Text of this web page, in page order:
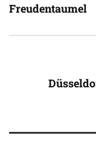
Freudentaumel